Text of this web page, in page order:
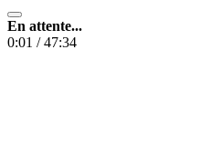
En attente...
0:01 /47:34